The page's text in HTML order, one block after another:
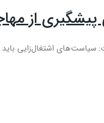
پیشگیری از
اشتغال‌زایی